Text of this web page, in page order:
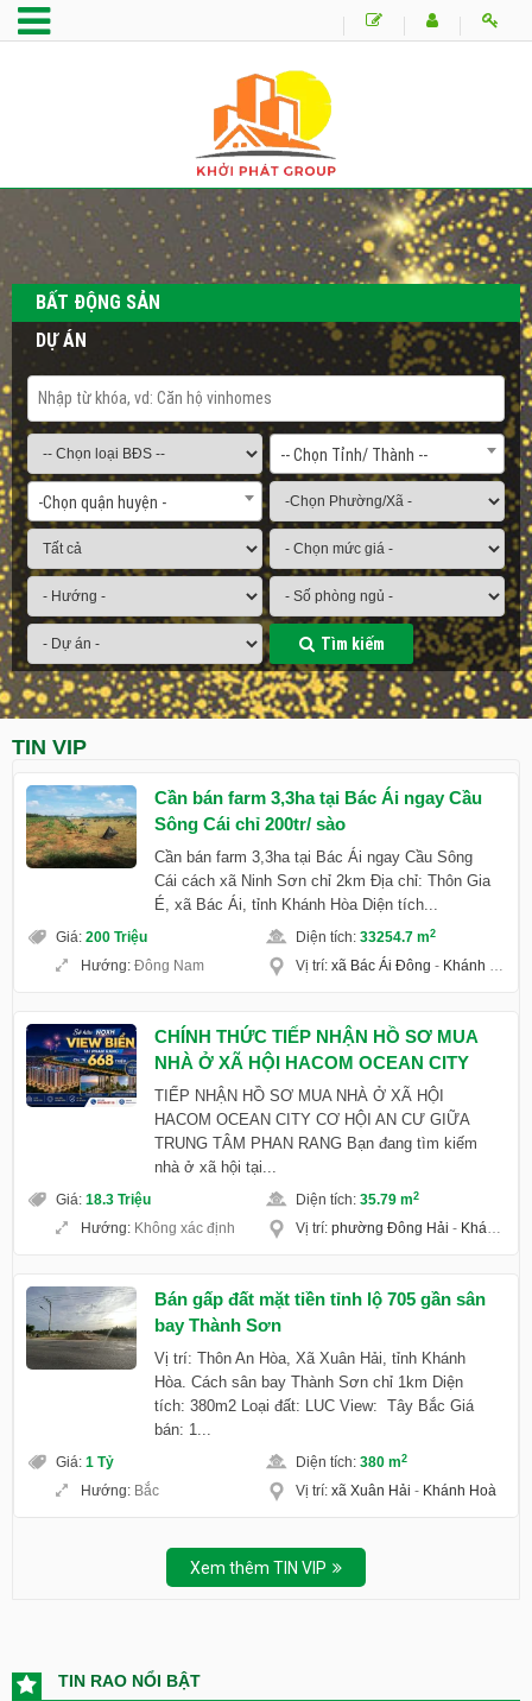
BẤT ĐỘNG SẢN
DỰ ÁN
-- Chọn Tỉnh/ Thành --
-Chọn quận huyện -
Tìm kiếm
TIN VIP
Cần bán farm 3,3ha tại Bác Ái ngay Cầu
Sông Cái chỉ 200tr/ sào
Cần bán farm 3,3ha tại Bác Ái ngay Cầu Sông
Cái cách xã Ninh Sơn chỉ 2km Địa chỉ: Thôn Gia
É, xã Bác Ái, tỉnh Khánh Hòa Diện tích...
Giá: 200 Triệu Diện tích: 33254.7 m2
Hướng: Đông Nam Vị trí: xã Bác Ái Đông - Khánh Hoà
CHÍNH THỨC TIẾP NHẬN HỒ SƠ MUA
NHÀ Ở XÃ HỘI HACOM OCEAN CITY
TIẾP NHẬN HỒ SƠ MUA NHÀ Ở XÃ HỘI
HACOM OCEAN CITY CƠ HỘI AN CƯ GIỮA
TRUNG TÂM PHAN RANG Bạn đang tìm kiếm
nhà ở xã hội tại...
Giá: 18.3 Triệu Diện tích: 35.79 m2
Hướng: Không xác định Vị trí: phường Đông Hải - Khánh Hoà
Bán gấp đất mặt tiền tỉnh lộ 705 gần sân
bay Thành Sơn
Vị trí: Thôn An Hòa, Xã Xuân Hải, tỉnh Khánh
Hòa. Cách sân bay Thành Sơn chỉ 1km Diện
tích: 380m2 Loại đất: LUC View: Tây Bắc Giá
bán: 1...
Giá: 1 Tỷ Diện tích: 380 m2
Hướng: Bắc Vị trí: xã Xuân Hải - Khánh Hoà
Xem thêm TIN VIP
TIN RAO NỔI BẬT